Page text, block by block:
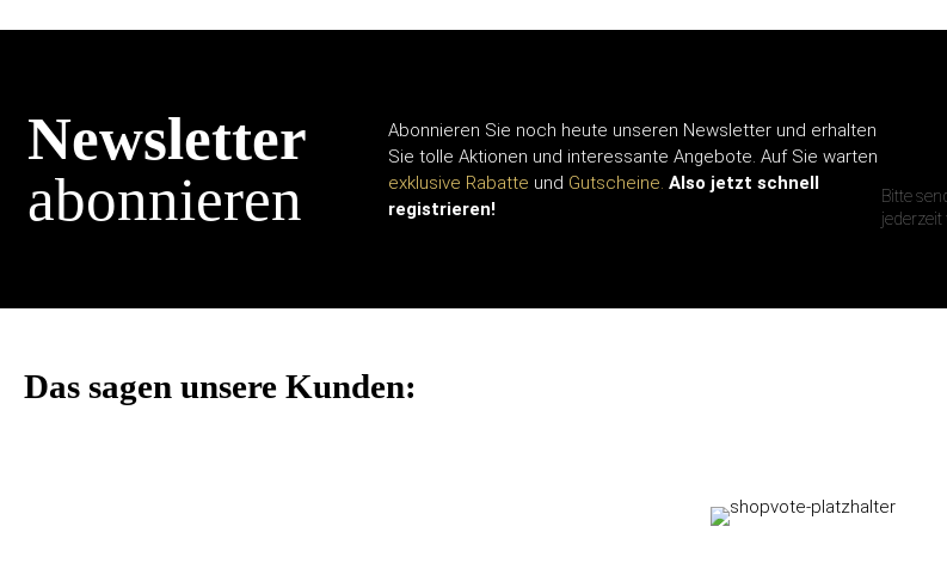
Newsletter
abonnieren
Abonnieren Sie noch heute unseren Newsletter und erhalten
Sie tolle Aktionen und interessante Angebote. Auf Sie warten
exklusive Rabatte und Gutscheine. Also jetzt schnell
registrieren!
Bitte
Das sagen unsere Kunden: